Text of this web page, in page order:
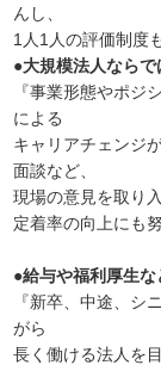
んし、
1人1人の評価制度
●大規模法人ならで
『事業形態やポジ
による
キャリアチェンジ
面談など、
現場の意見を取り
定着率の向上にも
●給与や福利厚生
『新卒、中途、シ
がら
長く働ける法人を